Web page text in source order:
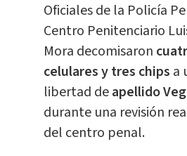
Oficiales de la Policía
Centro Penitenciario
Mora decomisaron
celulares y tres chips a
libertad deapellido
durante una revisión
del centro penal.